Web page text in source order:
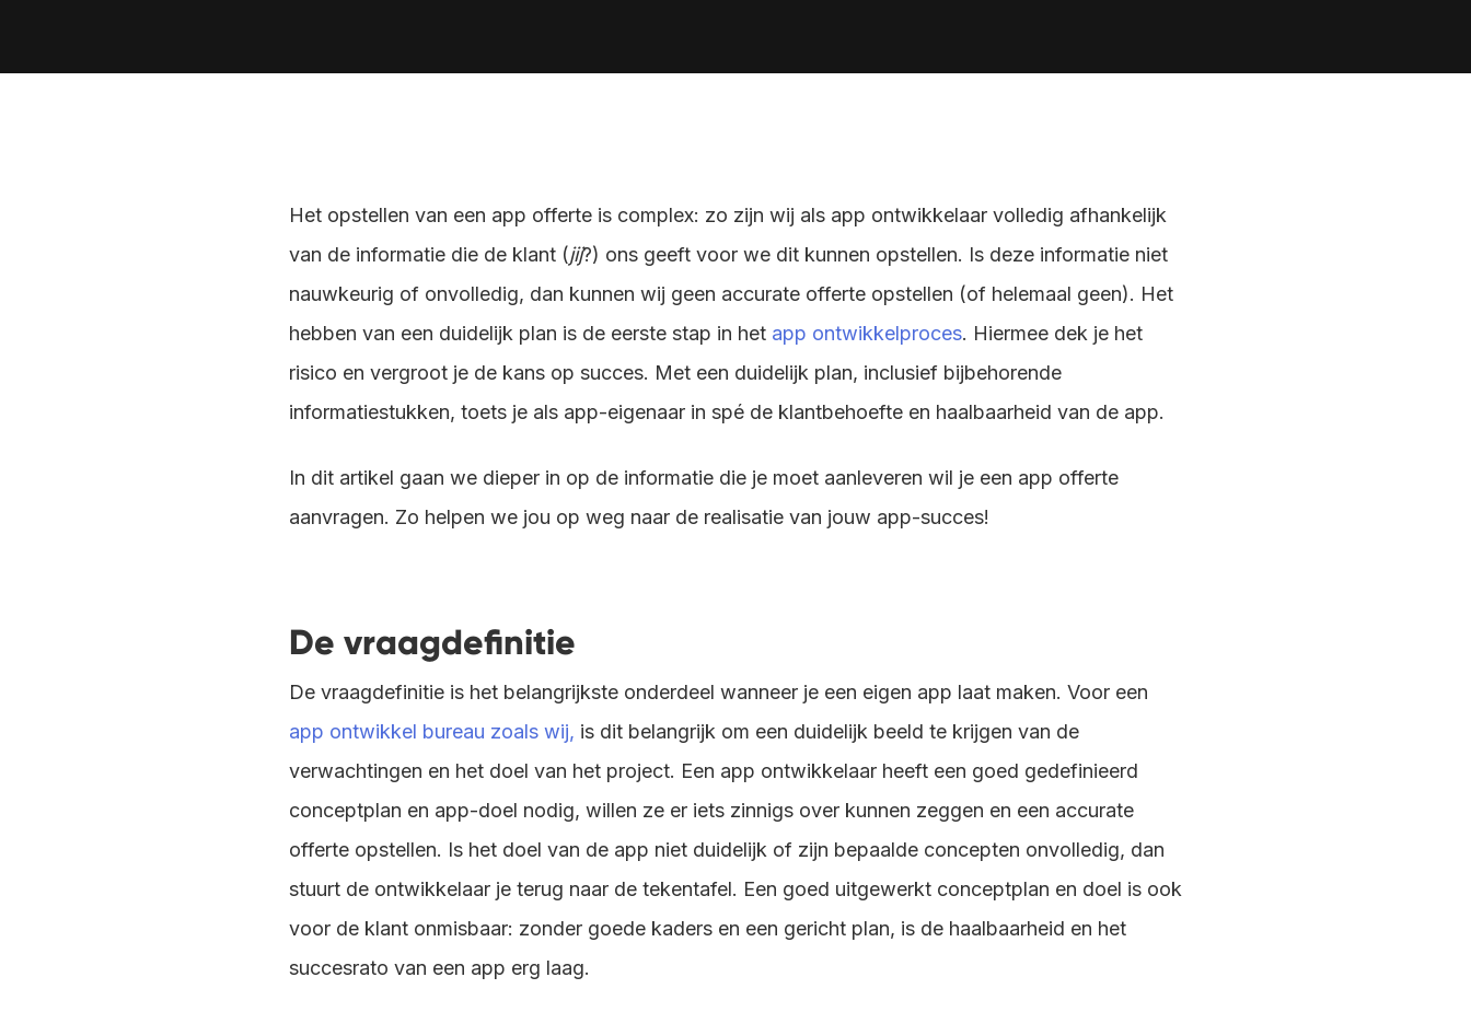
Het opstellen van een app offerte is complex: zo zijn wij als app ontwikkelaar volledig afhankelijk
van de informatie die de klant (jij?) ons geeft voor we dit kunnen opstellen. Is deze informatie niet
nauwkeurig of onvolledig, dan kunnen wij geen accurate offerte opstellen (of helemaal geen). Het
hebben van een duidelijk plan is de eerste stap in het app ontwikkelproces. Hiermee dek je het
risico en vergroot je de kans op succes. Met een duidelijk plan, inclusief bijbehorende
informatiestukken, toets je als app-eigenaar in spé de klantbehoefte en haalbaarheid van de app.
In dit artikel gaan we dieper in op de informatie die je moet aanleveren wil je een app offerte
aanvragen. Zo helpen we jou op weg naar de realisatie van jouw app-succes!
De vraagdefinitie
De vraagdefinitie is het belangrijkste onderdeel wanneer je een eigen app laat maken. Voor een
app ontwikkel bureau zoals wij, is dit belangrijk om een duidelijk beeld te krijgen van de
verwachtingen en het doel van het project. Een app ontwikkelaar heeft een goed gedefinieerd
conceptplan en app-doel nodig, willen ze er iets zinnigs over kunnen zeggen en een accurate
offerte opstellen. Is het doel van de app niet duidelijk of zijn bepaalde concepten onvolledig, dan
stuurt de ontwikkelaar je terug naar de tekentafel. Een goed uitgewerkt conceptplan en doel is ook
voor de klant onmisbaar: zonder goede kaders en een gericht plan, is de haalbaarheid en het
succesrato van een app erg laag.